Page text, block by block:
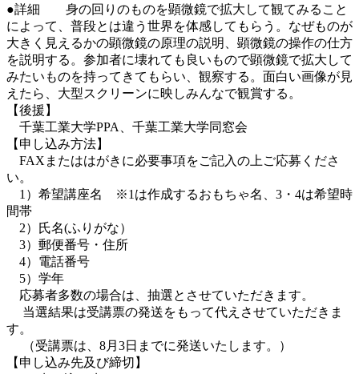
●詳細 身の回りのものを顕微鏡で拡大して観てみること
によって、普段とは違う世界を体感してもらう。なぜものが
大きく見えるかの顕微鏡の原理の説明、顕微鏡の操作の仕方
を説明する。参加者に壊れても良いもので顕微鏡で拡大して
みたいものを持ってきてもらい、観察する。面白い画像が見
えたら、大型スクリーンに映しみんなで観賞する。
【後援】
千葉工業大学PPA、千葉工業大学同窓会
【申し込み方法】
FAXまたははがきに必要事項をご記入の上ご応募くださ
い。
1）希望講座名 ※1は作成するおもちゃ名、3・4は希望時
間帯
2）氏名(ふりがな）
3）郵便番号・住所
4）電話番号
5）学年
応募者多数の場合は、抽選とさせていただきます。
当選結果は受講票の発送をもって代えさせていただきま
す。
（受講票は、8月3日までに発送いたします。）
【申し込み先及び締切】